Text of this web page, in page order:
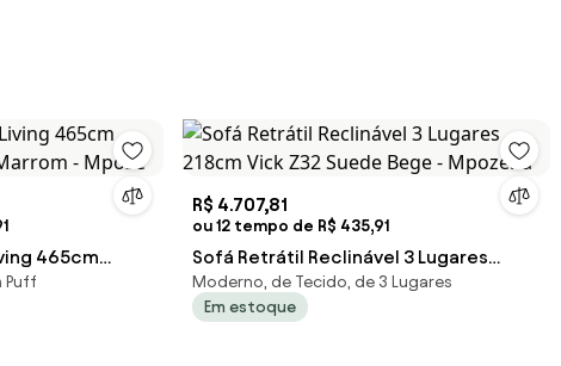
465cm
- Mpoze
Puff
R$ 4.707,81
ou 12 tempo de R$ 435,91
Sofá Retrátil Reclinável 3 Lugares
218cm Vick Z32 Suede Bege - Mpozena
Moderno, de Tecido, de 3 Lugares
Em estoque